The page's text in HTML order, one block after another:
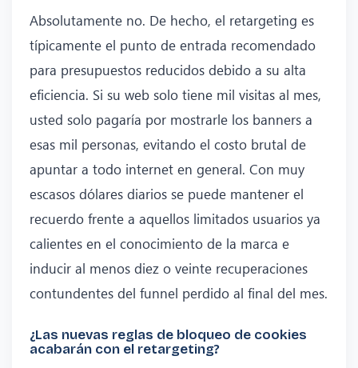
Absolutamente no. De hecho, el retargeting es
típicamente el punto de entrada recomendado
para presupuestos reducidos debido a su alta
eficiencia. Si su web solo tiene mil visitas al mes,
usted solo pagaría por mostrarle los banners a
esas mil personas, evitando el costo brutal de
apuntar a todo internet en general. Con muy
escasos dólares diarios se puede mantener el
recuerdo frente a aquellos limitados usuarios ya
calientes en el conocimiento de la marca e
inducir al menos diez o veinte recuperaciones
contundentes del funnel perdido al final del mes.
¿Las nuevas reglas de bloqueo de cookies
acabarán con el retargeting?